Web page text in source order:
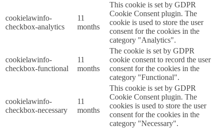
cookielawinfo-
checkbox-analytics
11
months
This cookie is set by GDPR
Cookie Consent plugin. The
cookie is used to store the user
consent for the cookies in the
category "Analytics".
cookielawinfo-
checkbox-functional
11
months
The cookie is set by GDPR
cookie consent to record the user
consent for the cookies in the
category "Functional".
cookielawinfo-
checkbox-necessary
11
months
This cookie is set by GDPR
Cookie Consent plugin. The
cookies is used to store the user
consent for the cookies in the
category "Necessary".